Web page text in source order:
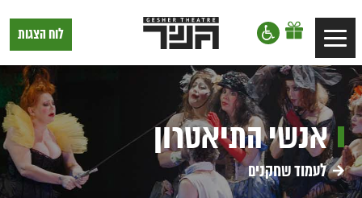
דלג לסרגל הניווט
דלג לתוכן
Toggle
navigation
תיאטרון
גשר,
בתל
אביב
לוח הצגות
אנשי התיאטרון
לעמוד שחקנים